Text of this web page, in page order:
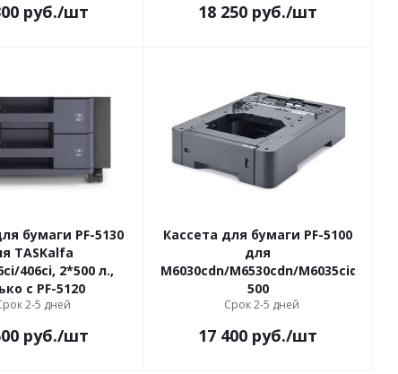
руб./шт 18 250 руб./шт
бумаги PF-5130
TASKalfa
406ci, 2*500 л.,
с PF-5120
2-5 дней
руб./шт
Кассета для бумаги PF-5100
для
M6030cdn/M6530cdn/M6035cidn/
500
Срок 2-5 дней
17 400 руб./шт